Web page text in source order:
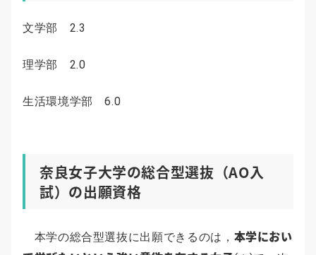
文学部 2.3
理学部 2.0
生活環境学部 6.0
奈良女子大学の総合型選抜（AO入
試）の出願資格
本学の総合型選抜に出願できるのは， 本学におい